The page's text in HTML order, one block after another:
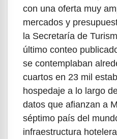
con una oferta muy
mercados y
la Secretaría de
último conteo
se contemplaban
cuartos en 23 mil
hospedaje a lo largo
datos que afianzan a
séptimo país del
infraestructura